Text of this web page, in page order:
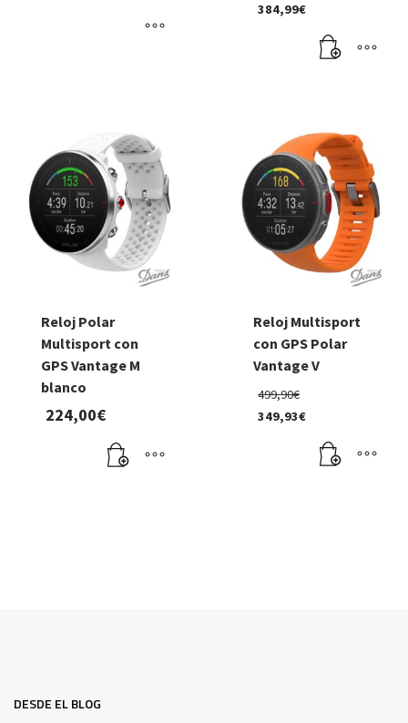
329,90€.
variantes.
Las
opciones
página
producto
era:
549,99€.
384,99€
Reloj Polar
Multisport con
GPS Vantage M
blanco
224,00€
Reloj Multisport
con GPS Polar
Vantage V
499,90€
era:
499,90€.
349,93€
DESDE EL BLOG